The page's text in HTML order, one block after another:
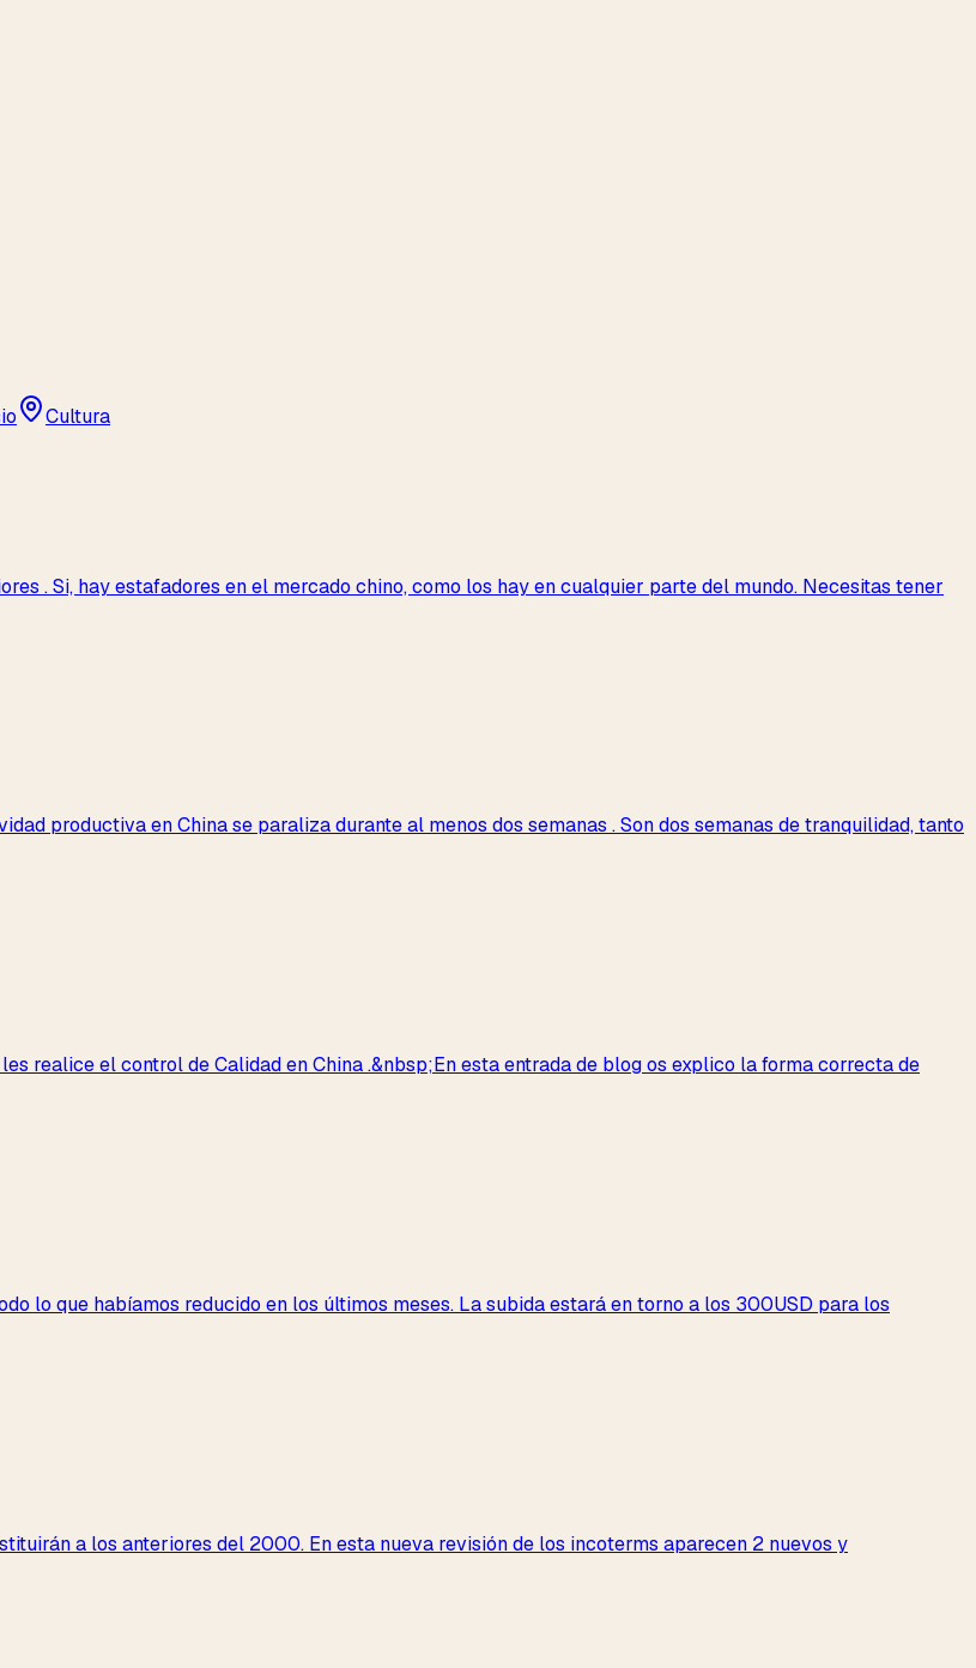
Cultura
. Si, hay estafadores en el mercado chino, como los hay en cualquier parte del mundo. Necesitas tener
productiva en China se paraliza durante al menos dos semanas . Son dos semanas de tranquilidad, tanto
realice el control de Calidad en China .&nbsp;En esta entrada de blog os explico la forma correcta de
lo que habíamos reducido en los últimos meses. La subida estará en torno a los 300USD para los
a los anteriores del 2000. En esta nueva revisión de los incoterms aparecen 2 nuevos y